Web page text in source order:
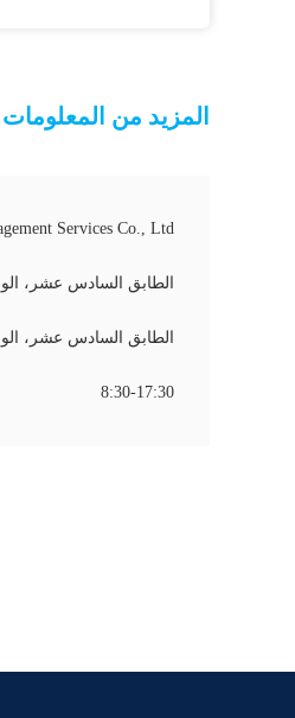
المزيد من المعلومات
Services Co., Ltd.
الطابق السادس عشر، الوحدة ب، مبنى جياتاي
الطابق السادس عشر، الوحدة ب، مبنى جياتاي
8:30-17:30